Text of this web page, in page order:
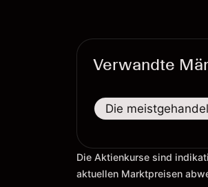
Verwandte
Die
Die Aktienkurse sind
aktuellen Marktpreisen